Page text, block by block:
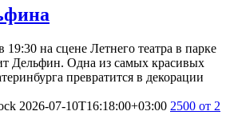
19:30 на сцене Летнего театра в парке
Дельфин. Одна из самых красивых
превратится в декорации
2026-07-10T16:18:00+03:00 2500 от 2